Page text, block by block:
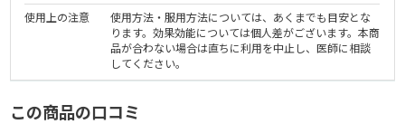
使用上の注意
使用方法・服用方法については、あくまでも目安とな
ります。効果効能については個人差がございます。本商
品が合わない場合は直ちに利用を中止し、医師に相談
してください。
この商品の口コミ